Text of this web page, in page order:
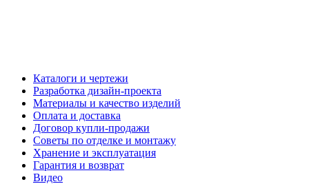
Каталоги и чертежи
Разработка дизайн-проекта
Материалы и качество изделий
Оплата и доставка
Договор купли-продажи
Советы по отделке и монтажу
Хранение и эксплуатация
Гарантия и возврат
Видео